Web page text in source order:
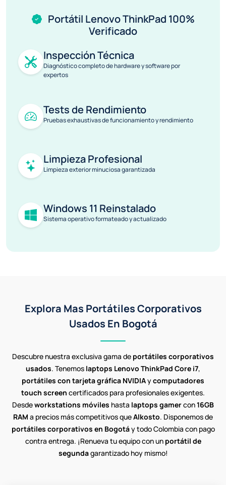
Portátil Lenovo ThinkPad 100%
Verificado
Inspección Técnica
Diagnóstico completo de hardware y software por
expertos
Tests de Rendimiento
Pruebas exhaustivas de funcionamiento y rendimiento
Limpieza Profesional
Limpieza exterior minuciosa garantizada
Windows 11 Reinstalado
Sistema operativo formateado y actualizado
Explora Mas Portátiles Corporativos
Usados En Bogotá
Descubre nuestra exclusiva gama de portátiles corporativos
usados. Tenemos laptops Lenovo ThinkPad Core i7,
portátiles con tarjeta gráfica NVIDIAycomputadores
touch screen certificados para profesionales exigentes.
Desdeworkstations móviles hasta laptops gamercon16GB
RAM a precios más competitivos queAlkosto. Disponemos de
portátiles corporativos en Bogotáy todo Colombia con pago
contra entrega. ¡Renueva tu equipo con un portátil de
segundagarantizado hoy mismo!